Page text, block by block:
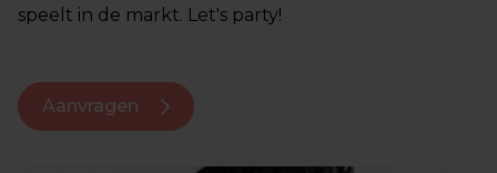
speelt in de markt. Let's party!
Aanvragen